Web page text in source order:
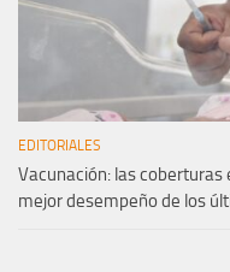
EDITORIALES
Vacunación: las
mejor desempeño de los